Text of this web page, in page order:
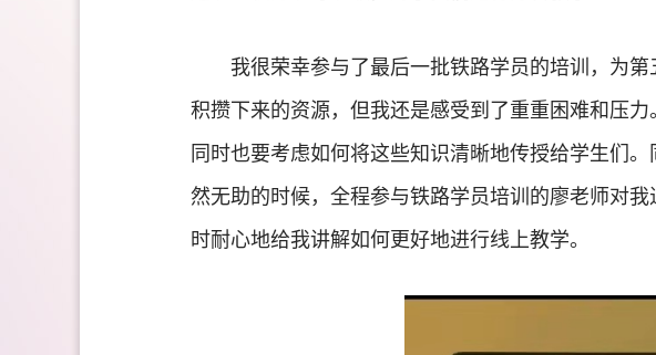
我很荣幸参与了最后一批铁路学员的培训，为
积攒下来的资源，但我还是感受到了重重困难和压
同时也要考虑如何将这些知识清晰地传授给学生们
然无助的时候，全程参与铁路学员培训的廖老师对
时耐心地给我讲解如何更好地进行线上教学。